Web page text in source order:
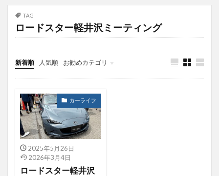
TAG
ロードスター軽井沢ミーティング
新着順 人気順 お勧めカテゴリ
アルピーヌ
車
ヤマハ発動機
カーライフ
2025年5月26日
2026年3月4日
ロードスター軽井沢